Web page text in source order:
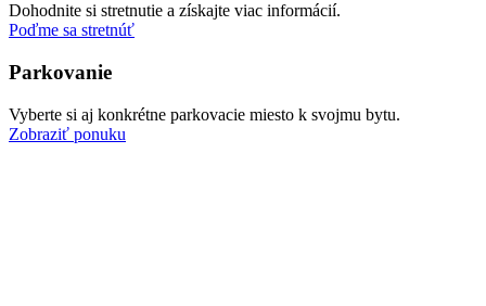
Dohodnite si stretnutie a získajte viac informácií.
Poďme sa stretnúť
Parkovanie
Vyberte si aj konkrétne parkovacie miesto k svojmu bytu.
Zobraziť ponuku